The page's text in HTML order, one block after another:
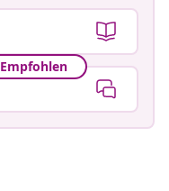
Empfohlen